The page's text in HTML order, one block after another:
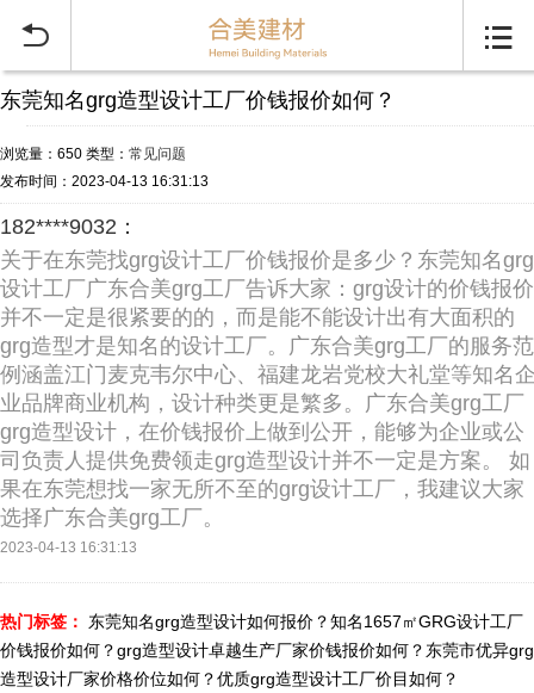
 
东莞知名grg造型设计工厂价钱报价如何？
浏览量：650 类型： 常见问题
发布时间：2023-04-13 16:31:13
182****9032：
关于在东莞找grg设计工厂价钱报价是多少？东莞知名grg
设计工厂广东合美grg工厂告诉大家：grg设计的价钱报价
并不一定是很紧要的的，而是能不能设计出有大面积的
grg造型才是知名的设计工厂。广东合美grg工厂的服务范
例涵盖江门麦克韦尔中心、福建龙岩党校大礼堂等知名
业品牌商业机构，设计种类更是繁多。广东合美grg工厂
grg造型设计，在价钱报价上做到公开，能够为企业或公
司负责人提供免费领走grg造型设计并不一定是方案。 如
果在东莞想找一家无所不至的grg设计工厂，我建议大家
选择广东合美grg工厂。
2023-04-13 16:31:13
热门标签： 东莞知名grg造型设计如何报价？知名1657㎡GRG设计工厂
价钱报价如何？grg造型设计卓越生产厂家价钱报价如何？ 东莞市优异grg
造型设计厂家价格价位如何？优质grg造型设计工厂价目如何？